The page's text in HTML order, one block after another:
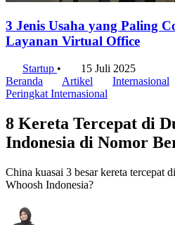
3 Jenis Usaha yang Paling
Layanan Virtual Office
Startup •
15 Juli 2025
Beranda
Artikel Internasional
Peringkat Internasional
8 Kereta Tercepat di
Indonesia di Nomor
China kuasai 3 besar kereta tercepat
Whoosh Indonesia?